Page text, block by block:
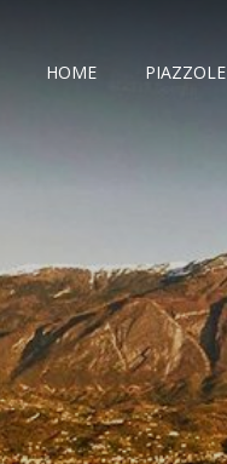
HOME PIAZZOLE